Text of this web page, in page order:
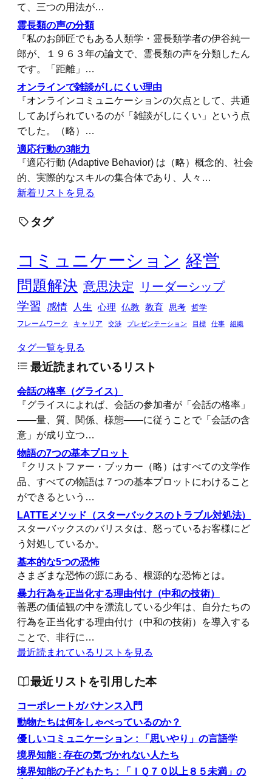
て、三つの用法が…
霊長類の声の分類
『私のお師匠でもある人類学・霊長類学者の伊谷純一
郎が、１９６３年の論文で、霊長類の声を分類したん
です。「距離」…
オンラインで雑談がしにくい理由
『オンラインコミュニケーションの欠点として、共通
してあげられているのが「雑談がしにくい」という点
でした。（略）…
適応行動の3能力
『適応行動 (Adaptive Behavior) は（略）概念的、社会
的、実際的なスキルの集合体であり、人々…
新着リストを見る
タグ
コミュニケーション 経営
問題解決 意思決定
リーダーシップ
学習
感情 人生 心理 仏教 教育 思考
哲学
フレームワーク
キャリア 交渉 プレゼンテーション 目標 仕事 組織
タグ一覧を見る
最近読まれているリスト
会話の格率（グライス）
『グライスによれば、会話の参加者が「会話の格率」
――量、質、関係、様態――に従うことで「会話の含
意」が成り立つ…
物語の7つの基本プロット
『クリストファー・ブッカー（略）はすべての文学作
品、すべての物語は７つの基本プロットにわけること
ができるという…
LATTEメソッド（スターバックスのトラブル対処法）
スターバックスのバリスタは、怒っているお客様にど
う対処しているか。
基本的な5つの恐怖
さまざまな恐怖の源にある、根源的な恐怖とは。
暴力行為を正当化する理由付け（中和の技術）
善悪の価値観の中を漂流している少年は、自分たちの
行為を正当化する理由付け（中和の技術）を導入する
ことで、非行に…
最近読まれているリストを見る
最近リストを引用した本
コーポレートガバナンス入門
動物たちは何をしゃべっているのか？
優しいコミュニケーション : 「思いやり」の言語学
境界知能 : 存在の気づかれない人たち
境界知能の子どもたち : 「ＩＱ７０以上８５未満」の